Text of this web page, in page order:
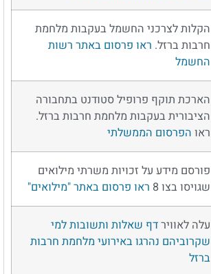
הקלות לצרכני החשמל בעקבות מלחמת
חרבות ברזל. ראו פרסום באתר רשות
החשמל
הארכת תוקף פרופיל סטודנט בתחבורה
הציבורית בעקבות מלחמת חרבות ברזל.
ראו הפרסום הממשלתי
פורסם מידע על זכויות משרתי מילואים
שגויסו בצו 8
ראו פרסום באתר "מילואים"
עלה לאווירדף שאלות ותשובות למי
שקרוביהם נהרגו באירועי מלחמת חרבות
ברזל